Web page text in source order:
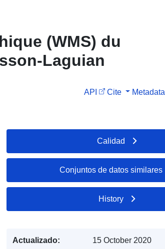
(WMS) du
Laguian
API Cite Metadata
Calidad
Conjuntos de datos similares
History
Actualizado: 15 October 2020